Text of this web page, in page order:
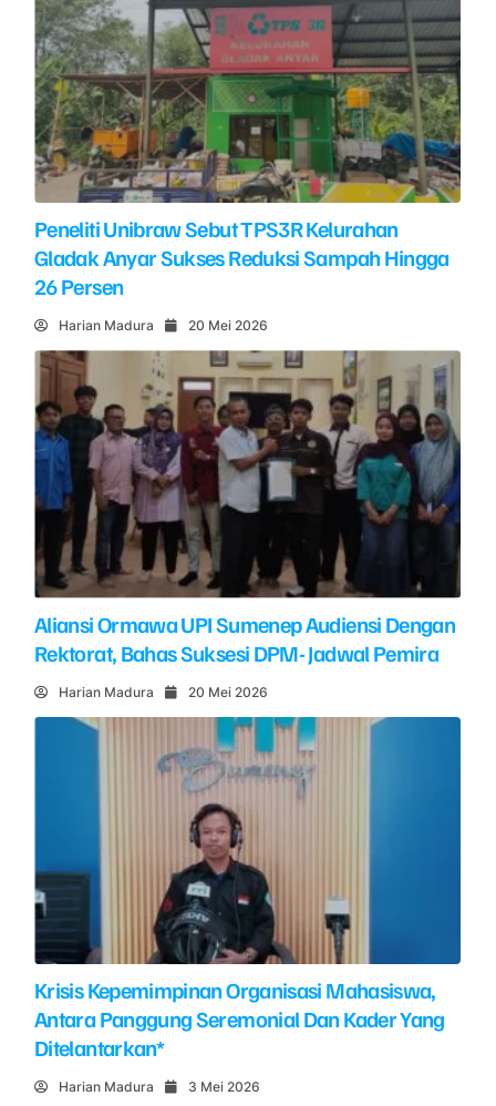
Peneliti Unibraw Sebut TPS3R Kelurahan
Gladak Anyar Sukses Reduksi Sampah Hingga
26 Persen
Harian Madura 20 Mei 2026
Aliansi Ormawa UPI Sumenep Audiensi Dengan
Rektorat, Bahas Suksesi DPM- Jadwal Pemira
Harian Madura 20 Mei 2026
Krisis Kepemimpinan Organisasi Mahasiswa,
Antara Panggung Seremonial Dan Kader Yang
Ditelantarkan*
Harian Madura 3 Mei 2026